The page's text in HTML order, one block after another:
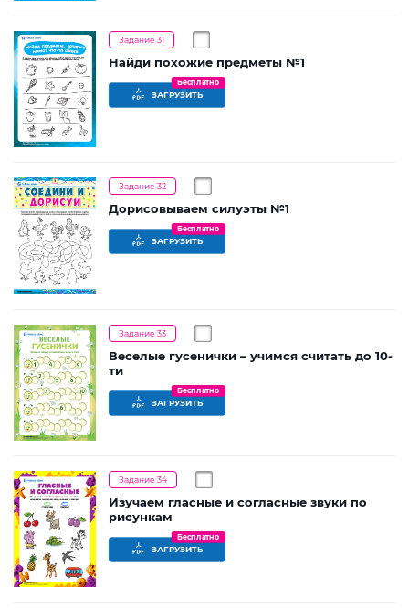
Задание 31
Найди похожие предметы №1
ЗАГРУЗИТЬ
Бесплатно
Задание 32
Дорисовываем силуэты №1
ЗАГРУЗИТЬ
Бесплатно
Задание 33
Веселые гусенички – учимся считать до 10-
ти
ЗАГРУЗИТЬ
Бесплатно
Задание 34
Изучаем гласные и согласные звуки по
рисункам
ЗАГРУЗИТЬ
Бесплатно